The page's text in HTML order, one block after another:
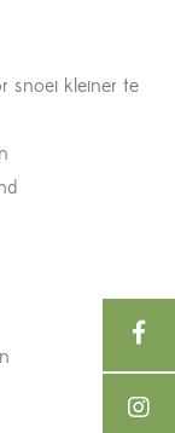
snoei kleiner te